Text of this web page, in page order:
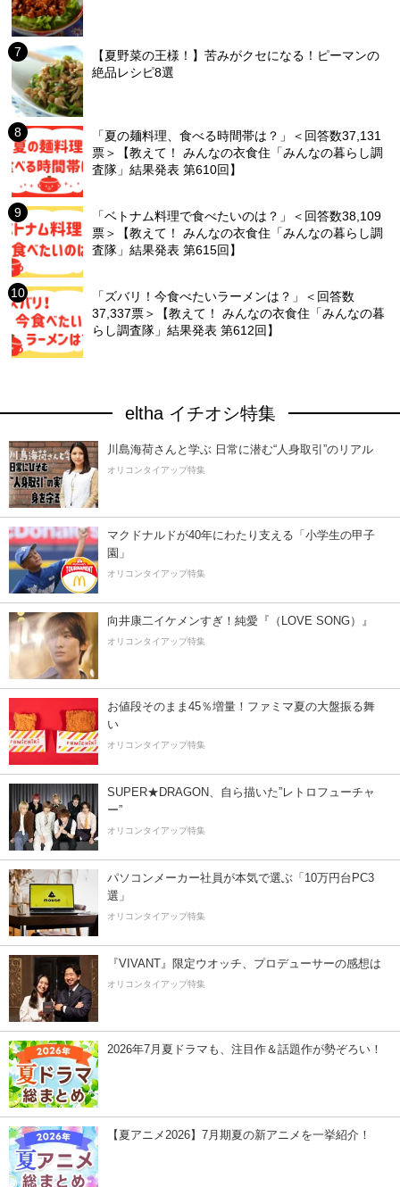
【夏野菜の王様！】苦みがクセになる！ピーマンの
絶品レシピ8選
「夏の麺料理、食べる時間帯は？」＜回答数37,131
票＞【教えて！ みんなの衣食住「みんなの暮らし調
査隊」結果発表 第610回】
「ベトナム料理で食べたいのは？」＜回答数38,109
票＞【教えて！ みんなの衣食住「みんなの暮らし調
査隊」結果発表 第615回】
「ズバリ！今食べたいラーメンは？」＜回答数
37,337票＞【教えて！ みんなの衣食住「みんなの暮
らし調査隊」結果発表 第612回】
eltha イチオシ特集
川島海荷さんと学ぶ 日常に潜む“人身取引”のリアル
オリコンタイアップ特集
マクドナルドが40年にわたり支える「小学生の甲子
園」
オリコンタイアップ特集
向井康二イケメンすぎ！純愛『（LOVE SONG）』
オリコンタイアップ特集
お値段そのまま45％増量！ファミマ夏の大盤振る舞
い
オリコンタイアップ特集
SUPER★DRAGON、自ら描いた”レトロフューチャ
ー”
オリコンタイアップ特集
パソコンメーカー社員が本気で選ぶ「10万円台PC3
選」
オリコンタイアップ特集
『VIVANT』限定ウオッチ、プロデューサーの感想は
オリコンタイアップ特集
2026年7月夏ドラマも、注目作＆話題作が勢ぞろい！
【夏アニメ2026】7月期夏の新アニメを一挙紹介！